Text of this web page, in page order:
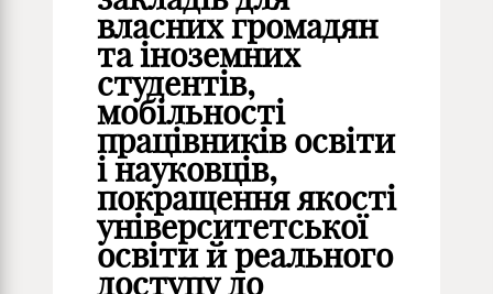
власних громадян
та іноземних
студентів,
мобільності
працівників освіти
і науковців,
покращення якості
університетської
освіти й реального
доступу до